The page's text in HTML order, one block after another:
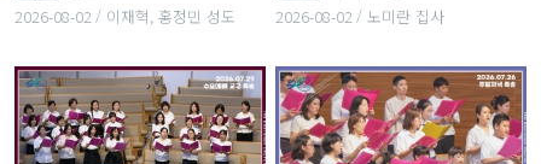
2026-08-02 이재혁, 홍정민 성도 2026-08-02 노미란 집사